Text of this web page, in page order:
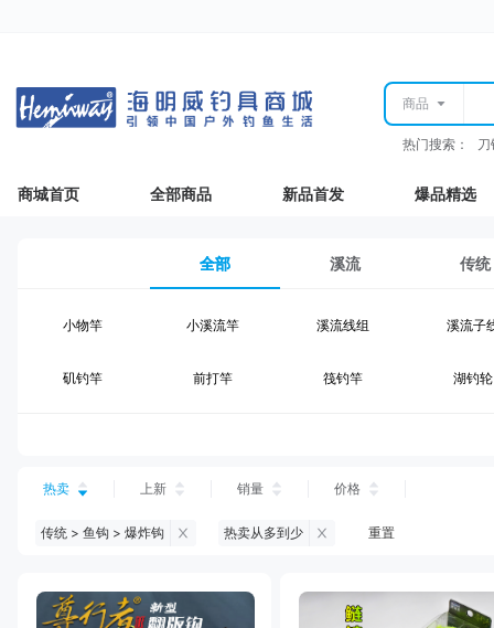
商品
热门搜索：
商城首页 全部商品 新品首发 爆品精选
全部 溪流 传统
小物竿 小溪流竿 溪流线组 溪流子
矶钓竿 前打竿 筏钓竿 湖钓轮
台钓仕挂 台钓钩
钓鱼伞 台钓服饰 台钓装备
黑坑浮漂 黑坑配件 黑坑钓灯 黑坑网
热卖 上新 销量 价格
传统 > 鱼钩 > 爆炸钩 热卖从多到少 重置